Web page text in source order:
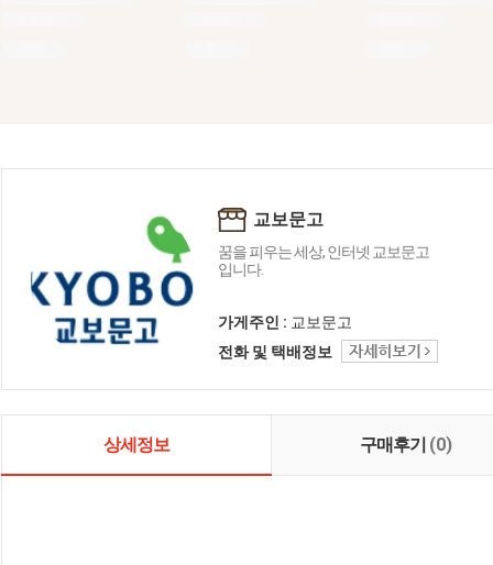
교보문고
꿈을 피우는 세상, 인터넷 교보문고
입니다.
가게주인 : 교보문고
전화 및 택배정보
상세정보 구매후기 (0)